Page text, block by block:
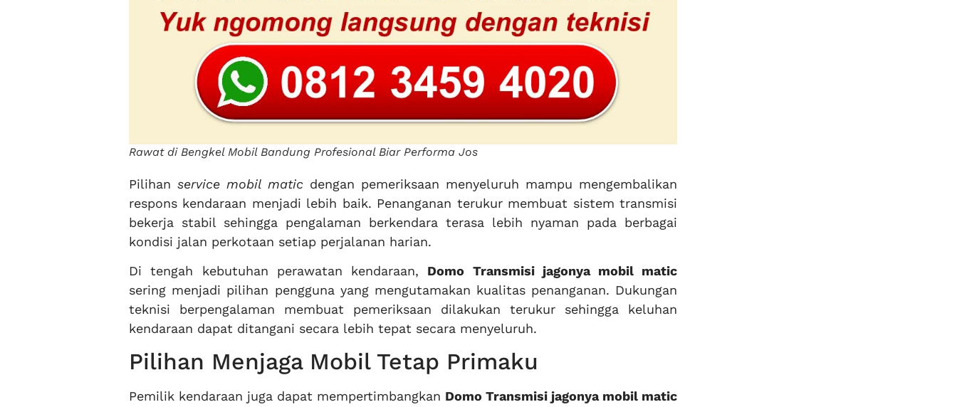
Rawat di Bengkel Mobil Bandung Profesional Biar Performa Jos
Pilihanservice mobil maticdengan pemeriksaan menyeluruh mampu mengembalikan
respons kendaraan menjadi lebih baik. Penanganan terukur membuat sistem transmisi
bekerja stabil sehingga pengalaman berkendara terasa lebih nyaman pada berbagai
kondisi jalan perkotaan setiap perjalanan harian.
Di tengah kebutuhan perawatan kendaraan, Domo Transmisi jagonya mobil matic
sering menjadi pilihan pengguna yang mengutamakan kualitas penanganan. Dukungan
teknisi berpengalaman membuat pemeriksaan dilakukan terukur sehingga keluhan
kendaraan dapat ditangani secara lebih tepat secara menyeluruh.
Pilihan Menjaga Mobil Tetap Primaku
Pemilik kendaraan juga dapat mempertimbangkan Domo Transmisi jagonya mobil matic